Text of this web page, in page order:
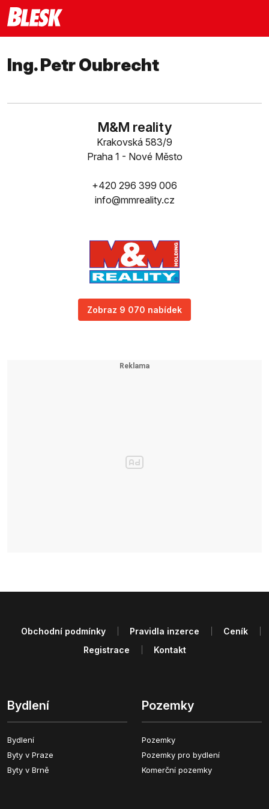
Ing. Petr Oubrecht
M&M reality
Krakovská 583/9
Praha 1 - Nové Město
+420 296 399 006
info@mmreality.cz
Zobraz 9 070 nabídek
Bydlení
Bydlení
Byty v Praze
Byty v Brně
Pozemky
Pozemky
Pozemky pro bydlení
Komerční pozemky
Obchodní podmínky Pravidla inzerce
Ceník
Registrace
Kontakt